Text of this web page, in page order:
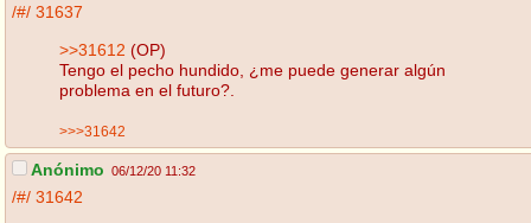
/#/ 31637
>>31612 (OP)
Tengo el pecho hundido, ¿me puede generar algún
problema en el futuro?.
>>>31642
Anónimo 06/12/20 11:32
/#/ 31642